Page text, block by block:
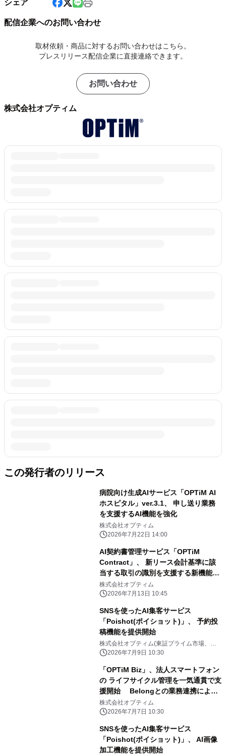
シェア
配信企業へのお問い合わせ
取材依頼・商品に対するお問い合わせはこちら。
プレスリリース配信企業に直接連絡できます。
お問い合わせ
株式会社オプティム
この発行者のリリース
病院向け生成AIサービス「OPTiM AI
ホスピタル」ver.3.1、 申し送り業務
を支援するAI機能を強化
株式会社オプティム
2026年7月22日 14:00
AI契約書管理サービス「OPTiM
Contract」、 新リース会計基準に該
当する取引の識別を支援する新機能を
提供開始 ～リース該当性の判定作業に
かかる工数を削減～
株式会社オプティム
2026年7月13日 10:45
SNSを使ったAI集客サービス
「Poishot(ポイショット)」、 予約投
稿機能を提供開始
株式会社オプティム(東証プライム市場、コ
ード：3694)
2026年7月9日 10:30
「OPTiM Biz」、法人スマートフォン
の ライフサイクル管理を一気通貫で支
援開始 Belongとの業務連携によ
り、セキュアな売却・処分への シーム
レスな導線を提供
株式会社オプティム
2026年7月7日 10:30
SNSを使ったAI集客サービス
「Poishot(ポイショット)」、 AI画像
加工機能を提供開始